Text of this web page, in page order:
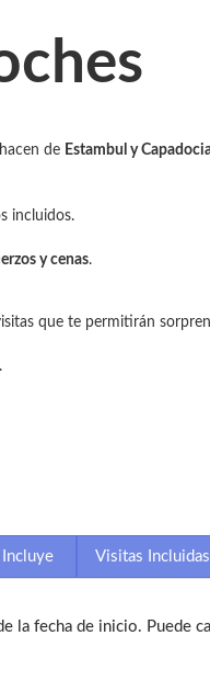
de Estambul y
incluidos.
y cenas.
que te permitirán
Incluye Visitas Incluidas
la fecha de inicio. Puede